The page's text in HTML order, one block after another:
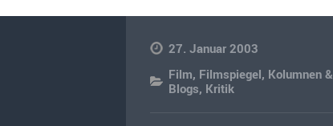
27. Januar 2003
Film, Filmspiegel, Kolumnen &
Blogs, Kritik